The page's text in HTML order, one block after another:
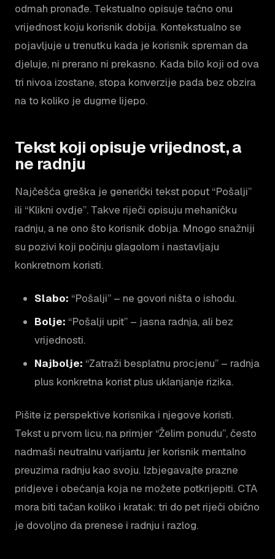
odmah pronađe. Tekstualno opisuje tačno onu
vrijednost koju korisnik dobija. Kontekstualno se
pojavljuje u trenutku kada je korisnik spreman da
djeluje, ni prerano ni prekasno. Kada bilo koji od ova
tri nivoa izostane, stopa konverzije pada bez obzira
na to koliko je dugme lijepo.
Tekst koji opisuje vrijednost, a
ne radnju
Najčešća greška je generički tekst poput “Pošalji”
ili “Klikni ovdje”. Takve riječi opisuju mehaničku
radnju, a ne ono što korisnik dobija. Mnogo snažniji
su pozivi koji počinju glagolom i nastavljaju
konkretnom koristi.
Slabo: “Pošalji” – ne govori ništa o ishodu.
Bolje: “Pošalji upit” – jasna radnja, ali bez
vrijednosti.
Najbolje: “Zatraži besplatnu procjenu” – radnja
plus konkretna korist plus uklanjanje rizika.
Pišite iz perspektive korisnika i njegove koristi.
Tekst u prvom licu, na primjer “Želim ponudu”, često
nadmaši neutralnu varijantu jer korisnik mentalno
preuzima radnju kao svoju. Izbjegavajte prazne
pridjeve i obećanja koja ne možete potkrijepiti. CTA
mora biti tačan koliko i kratak: tri do pet riječi obično
je dovoljno da prenese i radnju i razlog.